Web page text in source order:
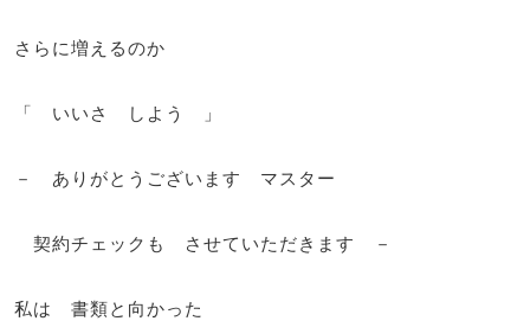
さらに増えるのか
「 いいさ しよう 」
－ ありがとうございます マスター
契約チェックも させていただきます －
私は 書類と向かった